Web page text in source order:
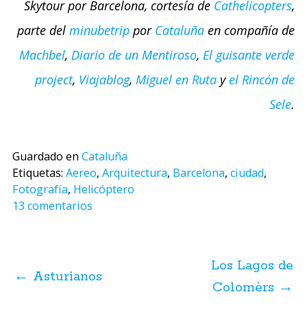
Skytour por Barcelona, cortesía de Cathelicopters,
parte del minubetrip por Cataluña en compañía de
Machbel, Diario de un Mentiroso, El guisante verde
project, Viajablog, Miguel en Ruta y el Rincón de
Sele.
Guardado en Cataluña
Etiquetas: Aereo, Arquitectura, Barcelona, ciudad,
Fotografía, Helicóptero
13 comentarios
posts
← Asturianos
Los Lagos de
Colomèrs →